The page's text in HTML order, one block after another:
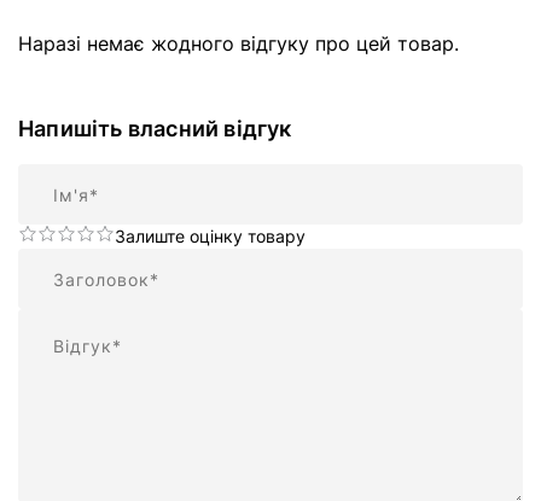
Наразі немає жодного відгуку про цей товар.
Напишіть власний відгук
Залиште оцінку товару